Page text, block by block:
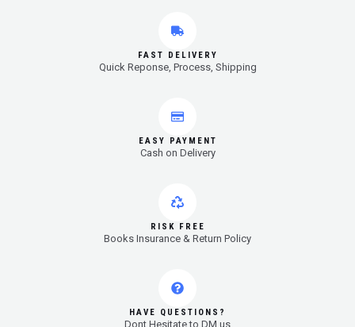
FAST DELIVERY
Quick Reponse, Process, Shipping
EASY PAYMENT
Cash on Delivery
RISK FREE
Books Insurance & Return Policy
HAVE QUESTIONS?
Dont Hesitate to DM us